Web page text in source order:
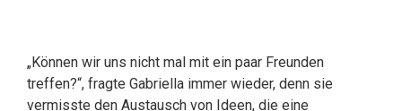
„Können wir uns nicht mal mit ein paar Freunden
treffen?“, fragte Gabriella immer wieder, denn sie
vermisste den Austausch von Ideen, die eine